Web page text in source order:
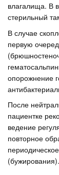
влагалища. В
стерильный
В случае
первую
опорожнение
После
пациентке
ведение
повторное
(бужирования).